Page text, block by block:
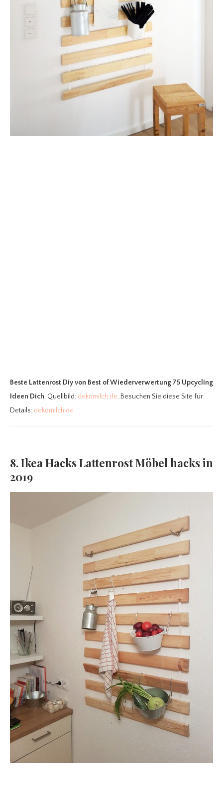
Beste Lattenrost Diyvon Best of Wiederverwertung 75 Upcycling
Ideen Dich. Quellbild: dekomilch.de. Besuchen Sie diese Site für
Details: dekomilch.de
8. Ikea Hacks Lattenrost Möbel hacks in
2019